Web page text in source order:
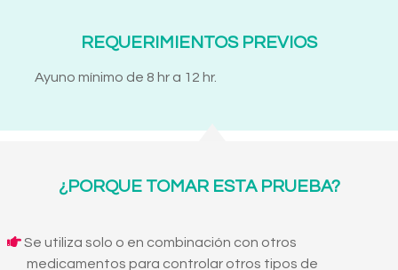
REQUERIMIENTOS PREVIOS
Ayuno mínimo de 8 hr a 12 hr.
¿PORQUE TOMAR ESTA PRUEBA?
Se utiliza solo o en combinación con otros
medicamentos para controlar otros tipos de